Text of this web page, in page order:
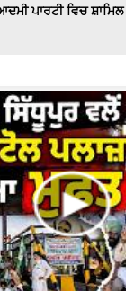
ਪਾਰਟੀ ਵਿਚ ਸ਼ਾਮਿਲ